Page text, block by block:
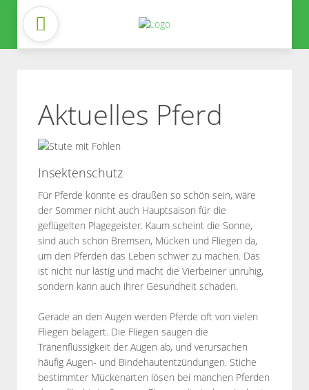
Aktuelles Pferd
Insektenschutz
Für Pferde könnte es draußen so schön sein, wäre
der Sommer nicht auch Hauptsaison für die
geflügelten Plagegeister. Kaum scheint die Sonne,
sind auch schon Bremsen, Mücken und Fliegen da,
um den Pferden das Leben schwer zu machen. Das
ist nicht nur lästig und macht die Vierbeiner unruhig,
sondern kann auch ihrer Gesundheit schaden.
Gerade an den Augen werden Pferde oft von vielen
Fliegen belagert. Die Fliegen saugen die
Tränenflüssigkeit der Augen ab, und verursachen
häufig Augen- und Bindehautentzündungen. Stiche
bestimmter Mückenarten lösen bei manchen Pferden